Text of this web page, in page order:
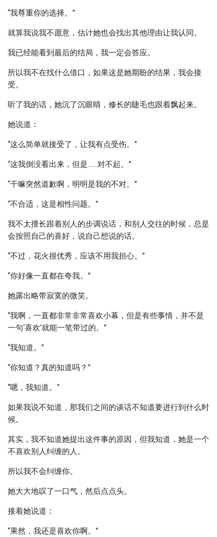
“我尊重你的选择。”
就算我说我不愿意，估计她也会找出其他理由让我认同。
我已经能看到最后的结局，我一定会答应。
所以我不在找什么借口，如果这是她期盼的结果，我会接
受。
听了我的话，她沉了沉眼睛，修长的睫毛也跟着飘起来。
她说道：
“这么简单就接受了，让我有点受伤。”
“这我倒没看出来，但是……对不起。”
“干嘛突然道歉啊，明明是我的不对。”
“不合适，这是相性问题。”
我不太擅长跟着别人的步调说话，和别人交往的时候，总是
会按照自己的喜好，说自己想说的话。
“不过，花火很优秀，应该不用我担心。”
“你好像一直都在夸我。”
她露出略带寂寞的微笑。
“我啊，一直都非常非常喜欢小幕，但是有些事情，并不是
一句‘喜欢’就能一笔带过的。”
“我知道。”
“你知道？真的知道吗？”
“嗯，我知道。”
如果我说不知道，那我们之间的谈话不知道要进行到什么时
候。
其实，我不知道她提出这件事的原因，但我知道，她是一个
不喜欢别人纠缠的人。
所以我不会纠缠你。
她大大地叹了一口气，然后点点头。
接着她说道：
“果然，我还是喜欢你啊。”